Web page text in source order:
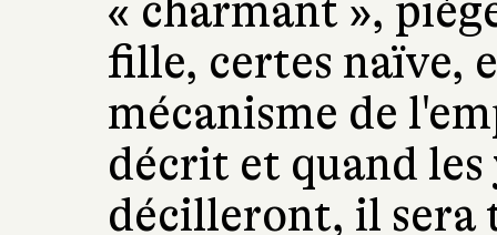
« charmant »,
fille, certes naïve,
mécanisme de
décrit et quand
décilleront, il